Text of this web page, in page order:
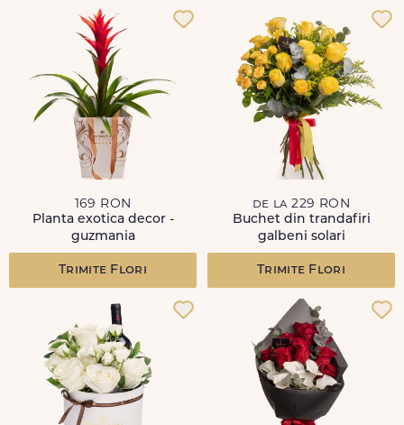
169 RON
Planta exotica decor -
guzmania
Trimite Flori
de la 229 RON
Buchet din trandafiri
galbeni solari
Trimite Flori